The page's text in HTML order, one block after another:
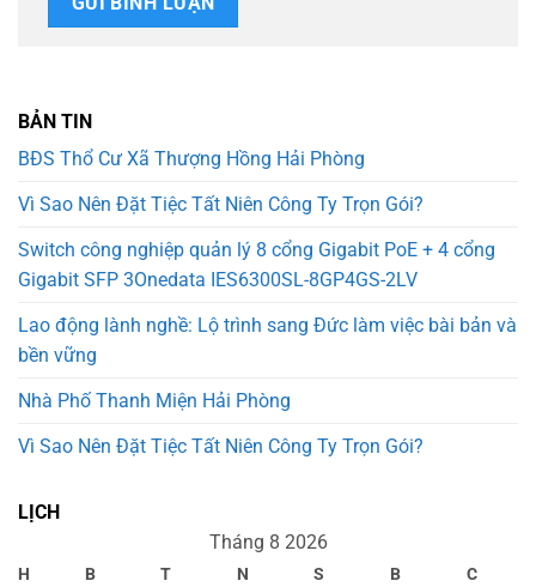
BẢN TIN
BĐS Thổ Cư Xã Thượng Hồng Hải Phòng
Vì Sao Nên Đặt Tiệc Tất Niên Công Ty Trọn Gói?
Switch công nghiệp quản lý 8 cổng Gigabit PoE + 4 cổng
Gigabit SFP 3Onedata IES6300SL-8GP4GS-2LV
Lao động lành nghề: Lộ trình sang Đức làm việc bài bản và
bền vững
Nhà Phố Thanh Miện Hải Phòng
Vì Sao Nên Đặt Tiệc Tất Niên Công Ty Trọn Gói?
LỊCH
Tháng 8 2026
H B T N S B
C